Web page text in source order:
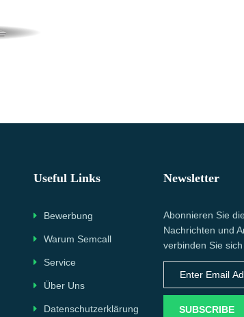
Useful Links
Bewerbung
Warum Semcall
Service
Über Uns
Datenschutzerklärung
Newsletter
Abonnieren Sie
Nachrichten und
verbinden Sie sich
SUBSCRIBE